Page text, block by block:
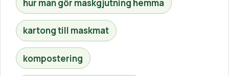
hur man gör maskgjutning hemma
kartong till maskmat
kompostering